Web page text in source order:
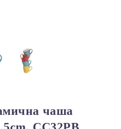
чаша